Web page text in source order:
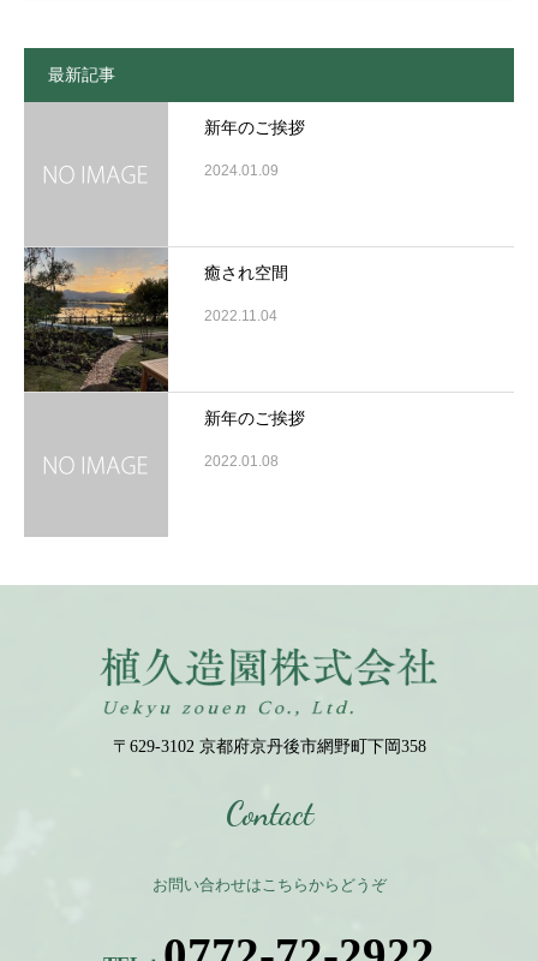
最新記事
新年のご挨拶
2024.01.09
癒され空間
2022.11.04
新年のご挨拶
2022.01.08
〒629-3102 京都府京丹後市網野町下岡358
Contact
お問い合わせはこちらからどうぞ